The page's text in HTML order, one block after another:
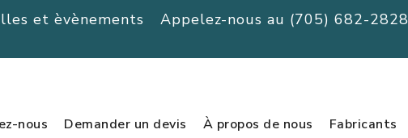
et èvènements Appelez-nous au (705) 682-2828
nous Demander un devis À propos de nous Fabricants